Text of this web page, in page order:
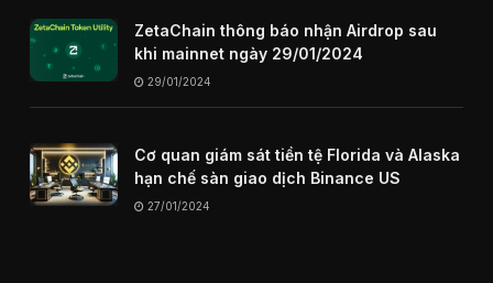
ZetaChain thông báo nhận Airdrop sau
khi mainnet ngày 29/01/2024
29/01/2024
Cơ quan giám sát tiền tệ Florida và Alaska
hạn chế sàn giao dịch Binance US
27/01/2024